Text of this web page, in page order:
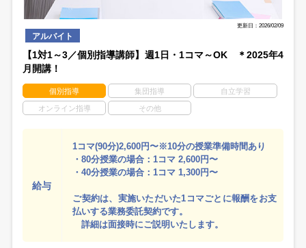
更新日：2026/02/09
アルバイト
【1対1～3／個別指導講師】週1日・1コマ～OK ＊2025年4
月開講！
個別指導 集団指導 自立学習
オンライン指導 その他
給与
1コマ(90分)2,600円〜※10分の授業準備時間あり
・80分授業の場合：1コマ 2,600円〜
・40分授業の場合：1コマ 1,300円〜
ご契約は、実施いただいた1コマごとに報酬をお支
払いする業務委託契約です。
詳細は面接時にご説明いたします。